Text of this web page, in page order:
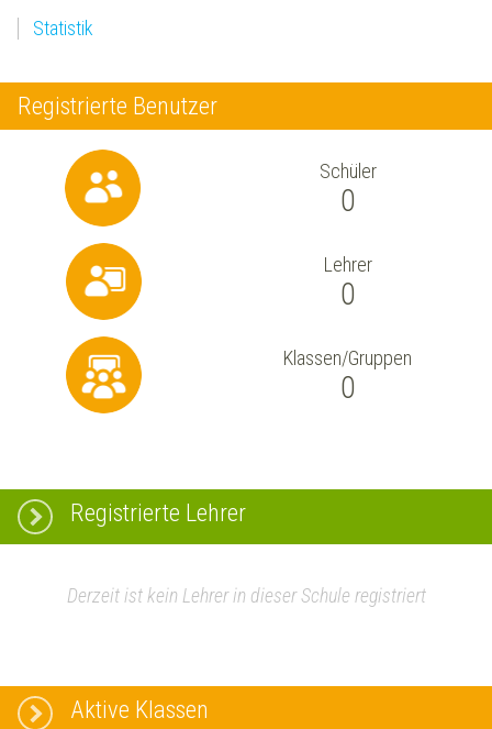
Statistik
Registrierte Benutzer
Schüler
0
Lehrer
0
Klassen/Gruppen
0
Registrierte Lehrer
Derzeit ist kein Lehrer in dieser Schule registriert
Aktive Klassen